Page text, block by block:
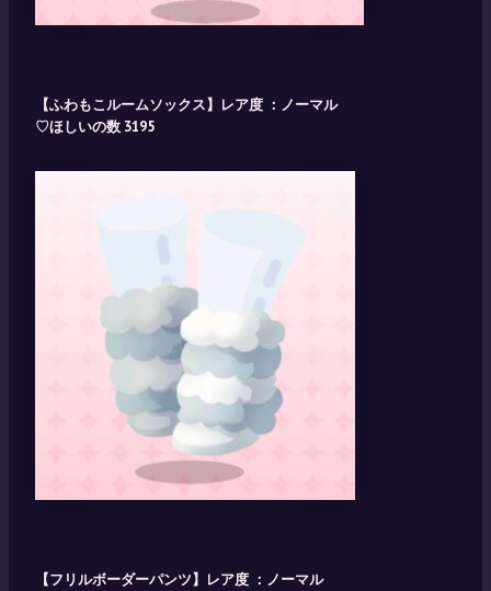
【ふわもこルームソックス】レア度 ：ノーマル
♡ほしいの数 3195
【フリルボーダーパンツ】レア度 ：ノーマル